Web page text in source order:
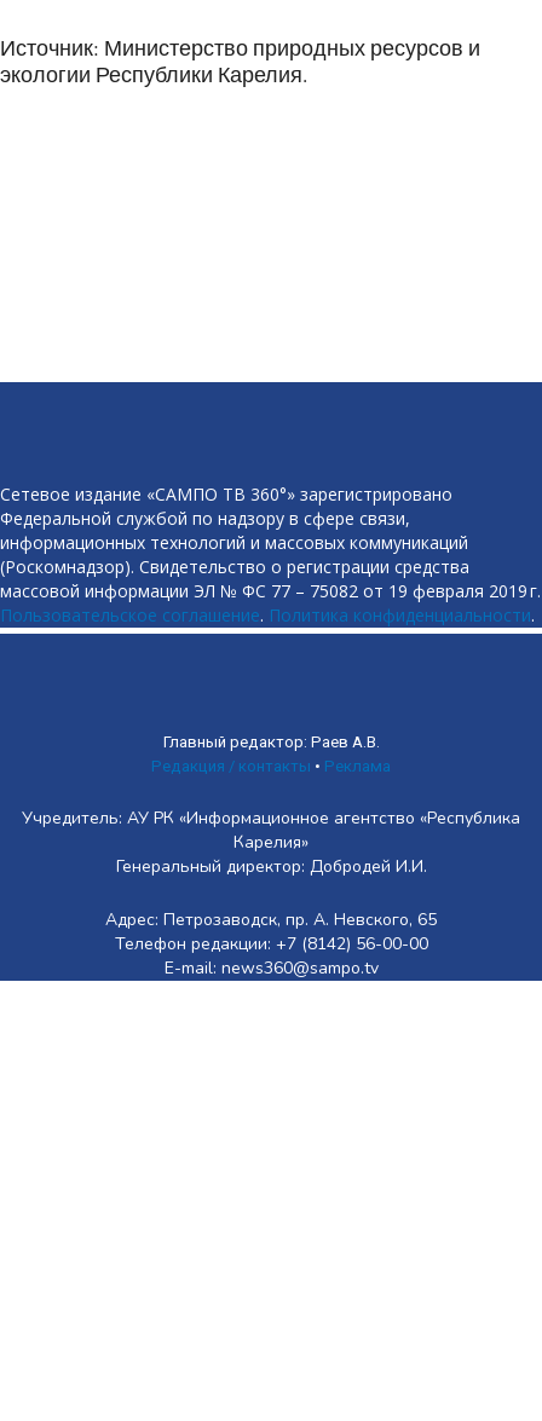
Источник: Министерство природных ресурсов и
экологии Республики Карелия.
Сетевое издание «САМПО ТВ 360°» зарегистрировано
Федеральной службой по надзору в сфере связи,
информационных технологий и массовых коммуникаций
(Роскомнадзор). Свидетельство о регистрации средства
массовой информации ЭЛ № ФС 77 – 75082 от 19 февраля 2019 г.
Пользовательское соглашение. Политика конфиденциальности.
Главный редактор: Раев А.В.
Редакция / контакты • Реклама
Учредитель: АУ РК «Информационное агентство «Республика
Карелия»
Генеральный директор: Добродей И.И.
Адрес: Петрозаводск, пр. А. Невского, 65
Телефон редакции: +7 (8142) 56-00-00
E-mail: news360@sampo.tv